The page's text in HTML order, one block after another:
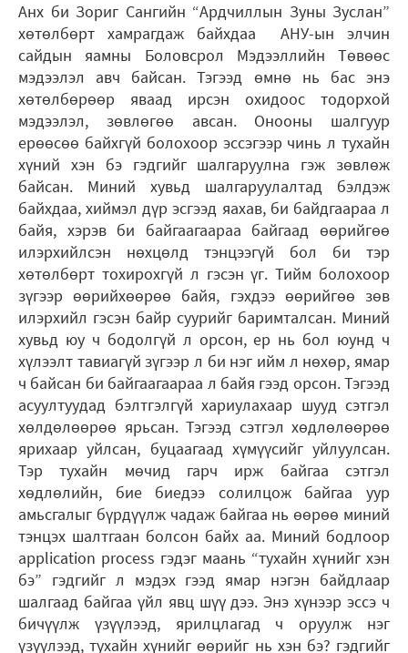
Анх би Зориг Сангийн “Ардчиллын Зуны Зуслан”
хөтөлбөрт хамрагдаж байхдаа АНУ-ын элчин
сайдын яамны Боловсрол Мэдээллийн Төвөөс
мэдээлэл авч байсан. Тэгээд өмнө нь бас энэ
хөтөлбөрөөр яваад ирсэн охидоос тодорхой
мэдээлэл, зөвлөгөө авсан. Онооны шалгуур
ерөөсөө байхгүй болохоор эссэгээр чинь л тухайн
хүний хэн бэ гэдгийг шалгаруулна гэж зөвлөж
байсан. Миний хувьд шалгаруулалтад бэлдэж
байхдаа, хиймэл дүр эсгээд яахав, би байдгаараа л
байя, хэрэв би байгаагаараа байгаад өөрийгөө
илэрхийлсэн нөхцөлд тэнцээгүй бол би тэр
хөтөлбөрт тохирохгүй л гэсэн үг. Тийм болохоор
зүгээр өөрийхөөрөө байя, гэхдээ өөрийгөө зөв
илэрхийл гэсэн байр суурийг баримталсан. Миний
хувьд юу ч бодолгүй л орсон, ер нь бол юунд ч
хүлээлт тавиагүй зүгээр л би нэг ийм л нөхөр, ямар
ч байсан би байгаагаараа л байя гээд орсон. Тэгээд
асуултуудад бэлтгэлгүй хариулахаар шууд сэтгэл
хөлдөлөөрөө ярьсан. Тэгээд сэтгэл хөдлөлөөрөө
ярихаар уйлсан, буцаагаад хүмүүсийг уйлуулсан.
Тэр тухайн мөчид гарч ирж байгаа сэтгэл
хөдлөлийн, бие биедээ солилцож байгаа уур
амьсгалыг бүрдүүлж чадаж байгаа нь өөрөө миний
тэнцэх шалтгаан болсон байх аа. Миний бодлоор
application process гэдэг маань “тухайн хүнийг хэн
бэ” гэдгийг л мэдэх гээд ямар нэгэн байдлаар
шалгаад байгаа үйл явц шүү дээ. Энэ хүнээр эссэ ч
бичүүлж үзүүлээд, ярилцлагад ч оруулж нэг
үзүүлээд, тухайн хүнийг өөрийг нь хэн бэ? гэдгийг